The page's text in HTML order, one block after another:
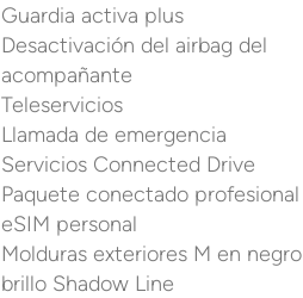
Guardia activa plus
Desactivación del airbag del
acompañante
Teleservicios
Llamada de emergencia
Servicios Connected Drive
Paquete conectado profesional
eSIM personal
Molduras exteriores M en negro
brillo Shadow Line